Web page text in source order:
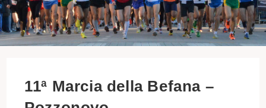
11ª Marcia della Befana –